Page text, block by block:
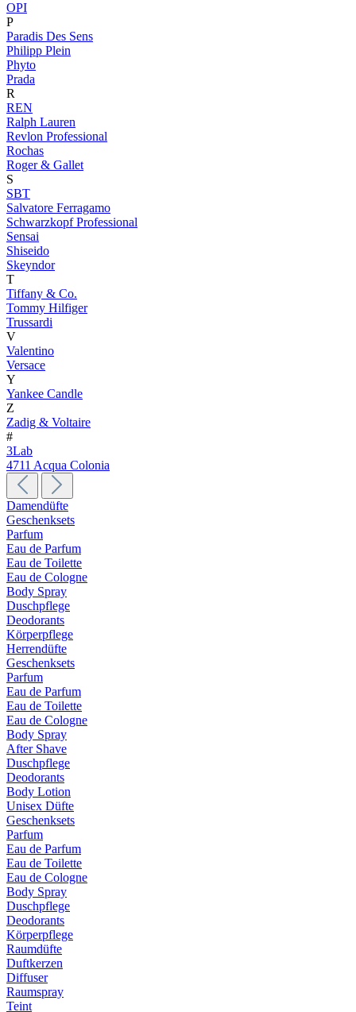
OPI
P
Paradis Des Sens
Philipp Plein
Phyto
Prada
R
REN
Ralph Lauren
Revlon Professional
Rochas
Roger & Gallet
S
SBT
Salvatore Ferragamo
Schwarzkopf Professional
Sensai
Shiseido
Skeyndor
T
Tiffany & Co.
Tommy Hilfiger
Trussardi
V
Valentino
Versace
Y
Yankee Candle
Z
Zadig & Voltaire
#
3Lab
4711 Acqua Colonia
Damendüfte
Geschenksets
Parfum
Eau de Parfum
Eau de Toilette
Eau de Cologne
Body Spray
Duschpflege
Deodorants
Körperpflege
Herrendüfte
Geschenksets
Parfum
Eau de Parfum
Eau de Toilette
Eau de Cologne
Body Spray
After Shave
Duschpflege
Deodorants
Body Lotion
Unisex Düfte
Geschenksets
Parfum
Eau de Parfum
Eau de Toilette
Eau de Cologne
Body Spray
Duschpflege
Deodorants
Körperpflege
Raumdüfte
Duftkerzen
Diffuser
Raumspray
Teint